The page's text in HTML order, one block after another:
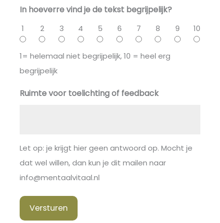
In hoeverre vind je de tekst begrijpelijk?
1 2 3 4 5 6 7 8 9 10
1= helemaal niet begrijpelijk, 10 = heel erg
begrijpelijk
Ruimte voor toelichting of feedback
Let op: je krijgt hier geen antwoord op. Mocht je
dat wel willen, dan kun je dit mailen naar
info@mentaalvitaal.nl
Versturen